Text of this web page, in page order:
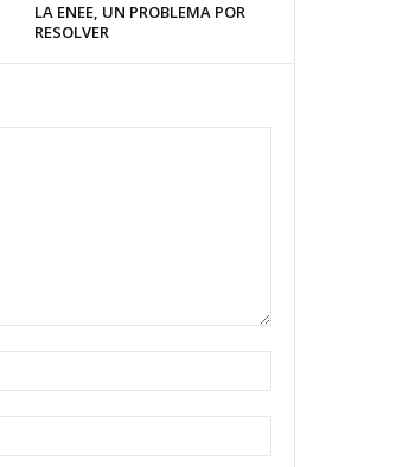
LA ENEE, UN PROBLEMA POR
RESOLVER